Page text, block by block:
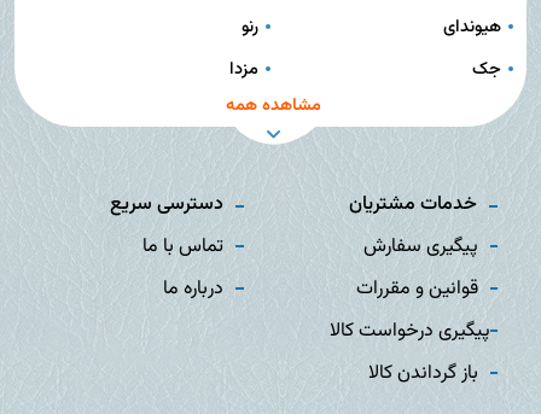
هیوندای
رنو
جک
مزدا
مشاهده همه
خدمات مشتریان
پیگیری سفارش
قوانین و مقررات
پیگیری درخواست کالا
باز گرداندن کالا
دسترسی سریع
تماس با ما
درباره ما